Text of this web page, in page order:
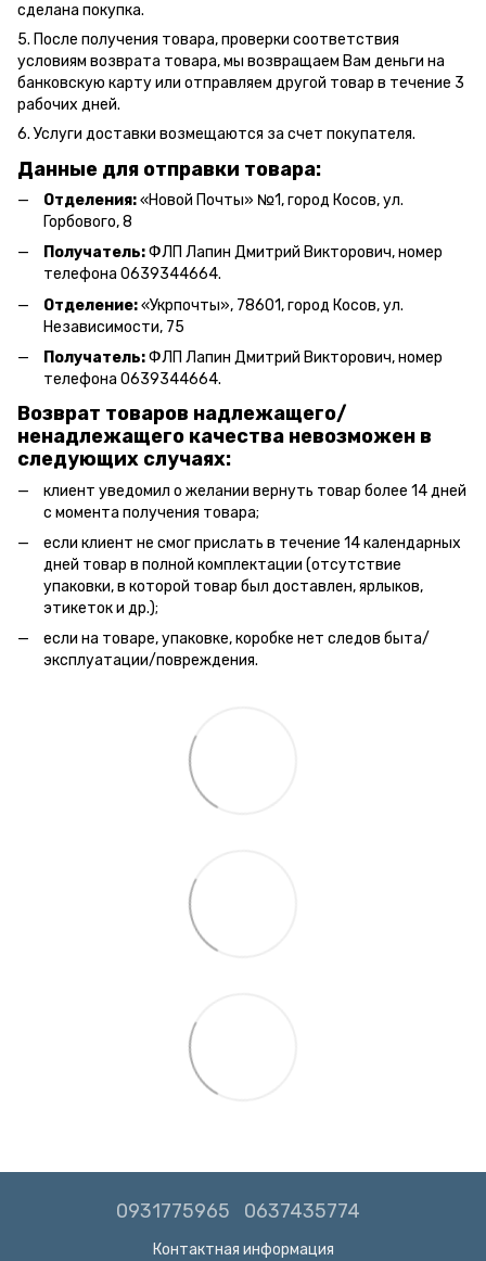
сделана покупка.
5. После получения товара, проверки соответствия
условиям возврата товара, мы возвращаем Вам деньги на
банковскую карту или отправляем другой товар в течение 3
рабочих дней.
6. Услуги доставки возмещаются за счет покупателя.
Данные для отправки товара:
Отделения:«Новой Почты» №1, город Косов,ул.
Горбового, 8
Получатель:ФЛП Лапин Дмитрий Викторович, номер
телефона 0639344664.
Отделение:«Укрпочты», 78601, город Косов, ул.
Независимости, 75
Получатель:ФЛП Лапин Дмитрий Викторович, номер
телефона 0639344664.
Возврат товаров надлежащего/
ненадлежащего качества невозможен в
следующих случаях:
клиент уведомил о желании вернуть товар более 14 дней
с момента получения товара;
если клиент не смог прислать в течение 14 календарных
дней товар в полной комплектации (отсутствие
упаковки, в которой товар был доставлен, ярлыков,
этикеток и др.);
если на товаре, упаковке, коробке нет следов быта/
эксплуатации/повреждения.
0931775965 0637435774
Контактная информация